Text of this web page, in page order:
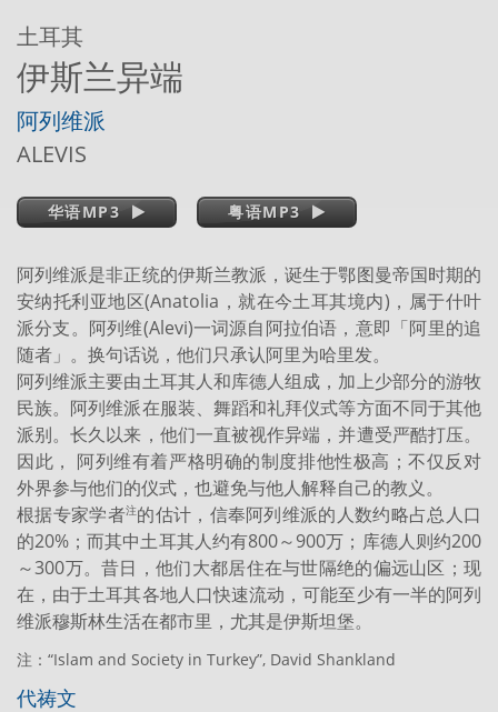
土耳其
伊斯兰异端
阿列维派
ALEVIS
华语MP3 粤语MP3
阿列维派是非正统的伊斯兰教派，诞生于鄂图曼帝国时期的
安纳托利亚地区(Anatolia，就在今土耳其境内)，属于什叶
派分支。阿列维(Alevi)一词源自阿拉伯语，意即「阿里的追
随者」。换句话说，他们只承认阿里为哈里发。
阿列维派主要由土耳其人和库德人组成，加上少部分的游牧
民族。阿列维派在服装、舞蹈和礼拜仪式等方面不同于其他
派别。长久以来，他们一直被视作异端，并遭受严酷打压。
因此， 阿列维有着严格明确的制度排他性极高；不仅反对
外界参与他们的仪式，也避免与他人解释自己的教义。
根据专家学者注的估计，信奉阿列维派的人数约略占总人口
的20%；而其中土耳其人约有800～900万；库德人则约200
～300万。昔日，他们大都居住在与世隔绝的偏远山区；现
在，由于土耳其各地人口快速流动，可能至少有一半的阿列
维派穆斯林生活在都市里，尤其是伊斯坦堡。
注：“Islam and Society in Turkey”, David Shankland
代祷文